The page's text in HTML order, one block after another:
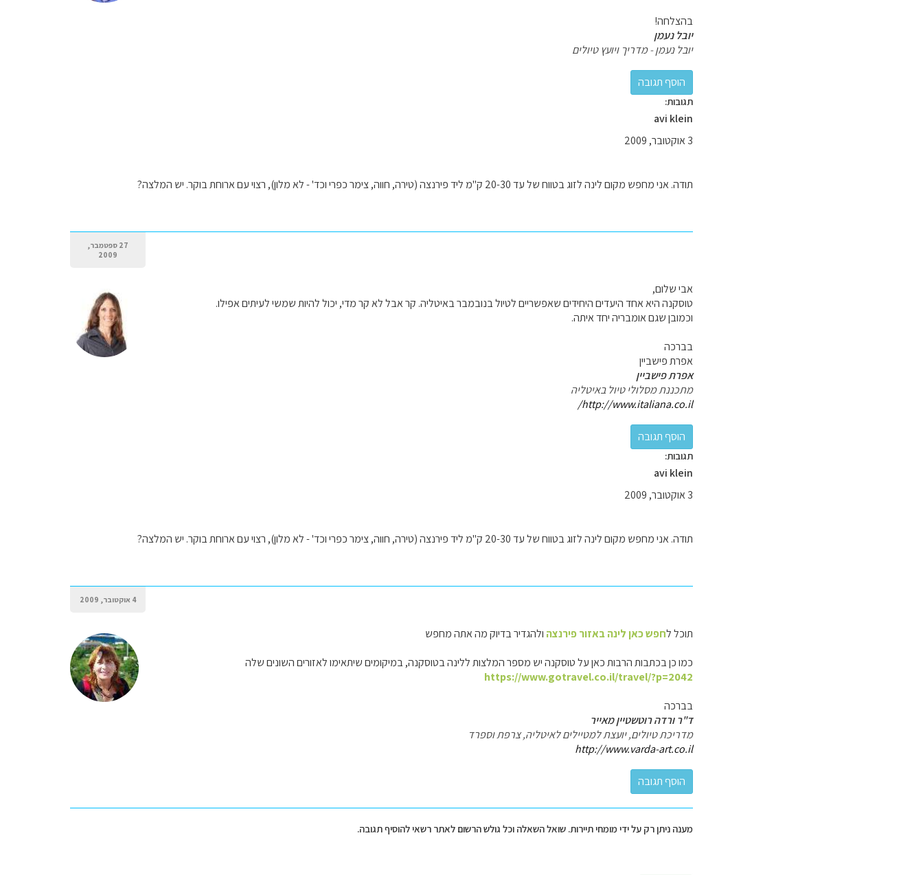
בהצלחה!
יובל נעמן
יובל נעמן - מדריך ויועץ טיולים
תגובות:
avi klein
3 אוקטובר, 2009
תודה. אני מחפש מקום לינה לזוג בטווח של עד 20-30 ק"מ ליד פירנצה (טירה, חווה, צימר כפרי וכד' - לא מלון), רצוי עם ארוחת בוקר. יש המלצה?
27 ספטמבר,
2009
אבי שלום,
טוסקנה היא אחד היעדים היחידים שאפשריים לטיול בנובמבר באיטליה. קר אבל לא קר מדי, יכול להיות שמשי לעיתים אפילו.
וכמובן שגם אומבריה יחד איתה.
בברכה
אפרת פישביין
אפרת פישביין
מתכננת מסלולי טיול באיטליה
http://www.italiana.co.il/
תגובות:
avi klein
3 אוקטובר, 2009
תודה. אני מחפש מקום לינה לזוג בטווח של עד 20-30 ק"מ ליד פירנצה (טירה, חווה, צימר כפרי וכד' - לא מלון), רצוי עם ארוחת בוקר. יש המלצה?
4 אוקטובר, 2009
תוכל לחפש כאן לינה באזור פירנצה ולהגדיר בדיוק מה אתה מחפש
כמו כן בכתבות הרבות כאן על טוסקנה יש מספר המלצות ללינה בטוסקנה, במיקומים שיתאימו לאזורים השונים שלה
https://www.gotravel.co.il/travel/?p=2042
בברכה
ד"ר ורדה רוטשטיין מאייר
מדריכת טיולים, יועצת למטיילים לאיטליה, צרפת וספרד
http://www.varda-art.co.il
מענה ניתן רק על ידי מומחי תיירות. שואל השאלה וכל גולש הרשום לאתר רשאי להוסיף תגובה.